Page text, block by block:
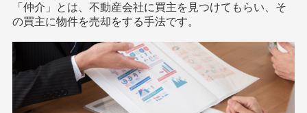
「仲介」とは、不動産会社に買主を見つけてもらい、そ
の買主に物件を売却をする手法です。